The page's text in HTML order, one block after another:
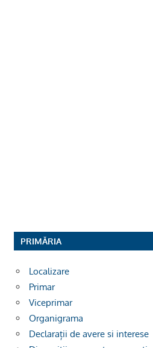
PRIMĂRIA
Localizare
Primar
Viceprimar
Organigrama
Declarații de avere si interese